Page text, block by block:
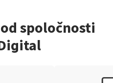
spoločnosti